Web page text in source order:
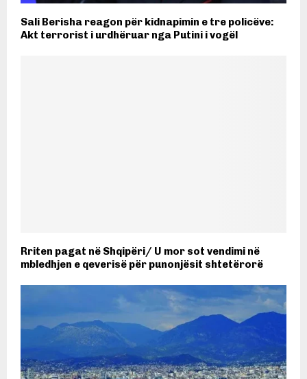
Sali Berisha reagon për kidnapimin e tre policëve:
Akt terrorist i urdhëruar nga Putini i vogël
Rriten pagat në Shqipëri/ U mor sot vendimi në
mbledhjen e qeverisë për punonjësit shtetërorë